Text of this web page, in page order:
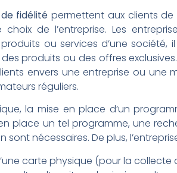
fidélité permettent aux clients de
de l’entreprise. Les
ou services d’une
produits ou des offres exclusives.
envers une entreprise ou
réguliers.
la mise en place d’un
place un tel programme, une
sont nécessaires. De plus,
carte physique (pour la